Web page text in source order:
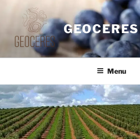
conteúdo
GEOCERES
Menu